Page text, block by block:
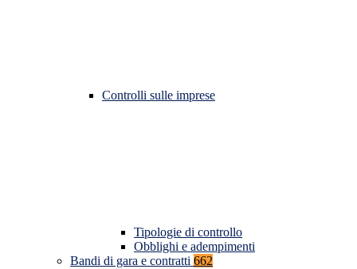
Controlli sulle imprese
Tipologie di controllo
Obblighi e adempimenti
Bandi di gara e contratti 662